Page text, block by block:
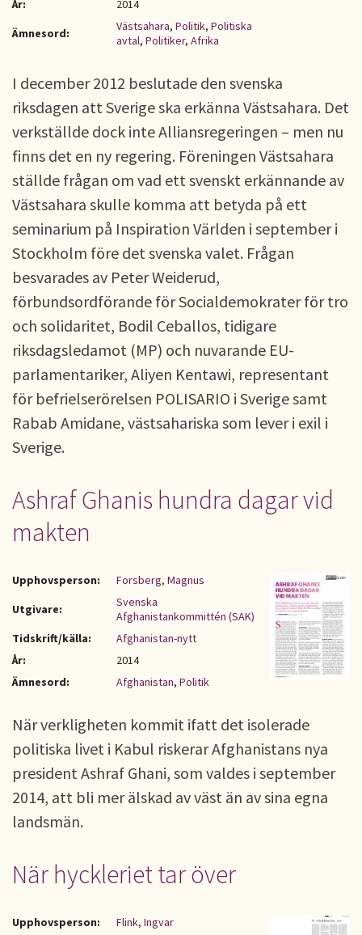
År:
2014
Ämnesord:
Västsahara, Politik, Politiska
avtal, Politiker, Afrika
I december 2012 beslutade den svenska
riksdagen att Sverige ska erkänna Västsahara. Det
verkställde dock inte Alliansregeringen – men nu
finns det en ny regering. Föreningen Västsahara
ställde frågan om vad ett svenskt erkännande av
Västsahara skulle komma att betyda på ett
seminarium på Inspiration Världen i september i
Stockholm före det svenska valet. Frågan
besvarades av Peter Weiderud,
förbundsordförande för Socialdemokrater för tro
och solidaritet, Bodil Ceballos, tidigare
riksdagsledamot (MP) och nuvarande EU-
parlamentariker, Aliyen Kentawi, representant
för befrielserörelsen POLISARIO i Sverige samt
Rabab Amidane, västsahariska som lever i exil i
Sverige.
Ashraf Ghanis hundra dagar vid
makten
Upphovsperson:
Forsberg, Magnus
Utgivare:
Svenska
Afghanistankommittén (SAK)
Tidskrift/källa:
Afghanistan-nytt
År:
2014
Ämnesord:
Afghanistan, Politik
När verkligheten kommit ifatt det isolerade
politiska livet i Kabul riskerar Afghanistans nya
president Ashraf Ghani, som valdes i september
2014, att bli mer älskad av väst än av sina egna
landsmän.
När hyckleriet tar över
Upphovsperson:
Flink, Ingvar